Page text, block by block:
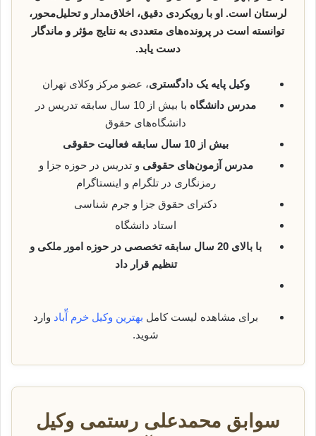
لرستان است. او با رویکردی دقیق، اخلاق‌مدار و تحلیل‌محور،
توانسته است در پرونده‌های متعددی به نتایج مؤثر و ماندگار
دست یابد.
وکیل پایه یک دادگستری، عضو مرکز وکلای تهران
مدرس دانشگاه
با بیش از 10 سال سابقه تدریس در
دانشگاه‌های حقوق
بیش از 10 سال سابقه فعالیت حقوقی
مدرس آزمون‌های حقوقی و تدریس در حوزه جزا و
رمزنگاری در تلگرام و اینستاگرام
دکترای حقوق جزا و جرم شناسی
استاد دانشگاه
با بالای 20 سال سابقه تخصصی در حوزه امور ملکی و
تنظیم قرار داد
برای مشاهده لیست کامل بهترین وکیل خرم آّباد وارد
شوید.
سوابق محمدعلی رستمی وکیل